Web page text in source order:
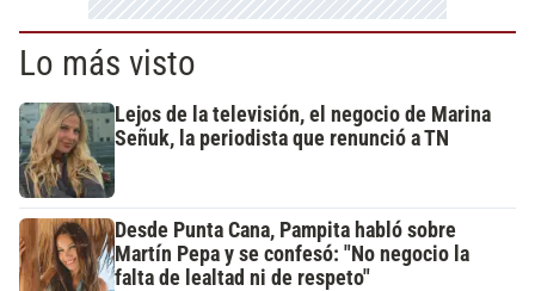
Lo más visto
Lejos de la televisión, el negocio de Marina
Señuk, la periodista que renunció a TN
Desde Punta Cana, Pampita habló sobre
Martín Pepa y se confesó: "No negocio la
falta de lealtad ni de respeto"